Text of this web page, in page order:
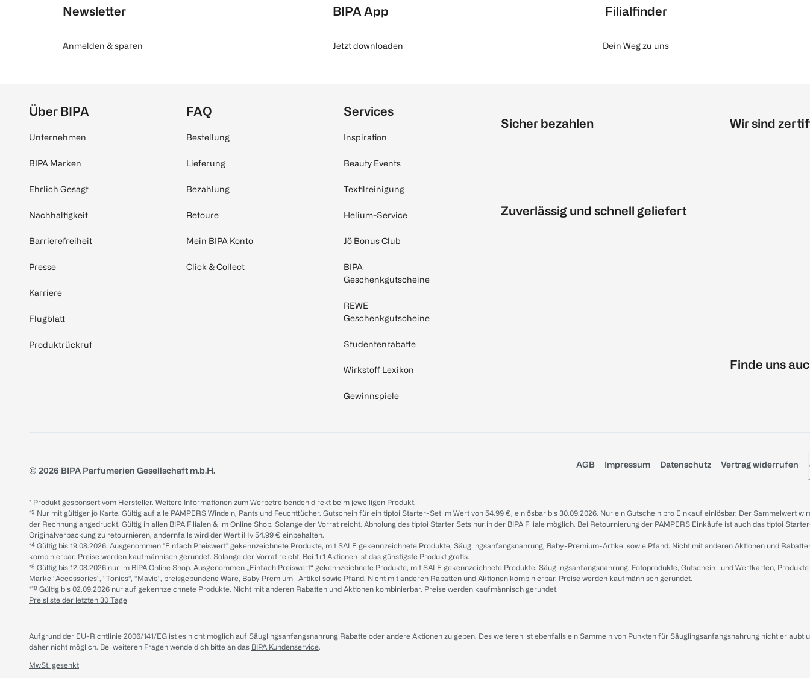
Newsletter
Anmelden & sparen
BIPA App
Jetzt downloaden
Filialfinder
Dein Weg zu uns
Über BIPA
Unternehmen
BIPA Marken
Ehrlich Gesagt
Nachhaltigkeit
Barrierefreiheit
Presse
Karriere
Flugblatt
Produktrückruf
FAQ
Bestellung
Lieferung
Bezahlung
Retoure
Mein BIPA Konto
Click & Collect
Services
Inspiration
Beauty Events
Textilreinigung
Helium-Service
Jö Bonus Club
BIPA
Geschenkgutscheine
REWE
Geschenkgutscheine
Studentenrabatte
Wirkstoff Lexikon
Gewinnspiele
Sicher bezahlen
Zuverlässig und schnell geliefert
Wir sind
Finde uns
© 2026 BIPA Parfumerien Gesellschaft m.b.H.
AGB Impressum Datenschutz Vertrag widerrufen
* Produkt gesponsert vom Hersteller. Weitere Informationen zum Werbetreibenden direkt beim jeweiligen Produkt.
*³ Nur mit gültiger jö Karte. Gültig auf alle PAMPERS Windeln, Pants und Feuchttücher. Gutschein für ein tiptoi Starter-Set im Wert von 54.99 €, einlösbar bis 30.09.2026. Nur ein Gutschein pro Einkauf einlösbar. Der Sammelwert
der Rechnung angedruckt. Gültig in allen BIPA Filialen & im Online Shop. Solange der Vorrat reicht. Abholung des tiptoi Starter Sets nur in der BIPA Filiale möglich. Bei Retournierung der PAMPERS Einkäufe ist auch das tiptoi
Originalverpackung zu retournieren, andernfalls wird der Wert iHv 54.99 € einbehalten.
*⁴ Gültig bis 19.08.2026. Ausgenommen "Einfach Preiswert" gekennzeichnete Produkte, mit SALE gekennzeichnete Produkte, Säuglingsanfangsnahrung, Baby-Premium-Artikel sowie Pfand. Nicht mit anderen Aktionen und
kombinierbar. Preise werden kaufmännisch gerundet. Solange der Vorrat reicht. Bei 1+1 Aktionen ist das günstigste Produkt gratis.
*⁸ Gültig bis 12.08.2026 nur im BIPA Online Shop. Ausgenommen „Einfach Preiswert“ gekennzeichnete Produkte, mit SALE gekennzeichnete Produkte, Säuglingsanfangsnahrung, Fotoprodukte, Gutschein- und Wertkarten,
Marke “Accessories“, “Tonies“, “Mavie“, preisgebundene Ware, Baby Premium- Artikel sowie Pfand. Nicht mit anderen Rabatten und Aktionen kombinierbar. Preise werden kaufmännisch gerundet.
*¹⁰ Gültig bis 02.09.2026 nur auf gekennzeichnete Produkte. Nicht mit anderen Rabatten und Aktionen kombinierbar. Preise werden kaufmännisch gerundet.
Preisliste der letzten 30 Tage
Aufgrund der EU-Richtlinie 2006/141/EG ist es nicht möglich auf Säuglingsanfangsnahrung Rabatte oder andere Aktionen zu geben. Des weiteren ist ebenfalls ein Sammeln von Punkten für Säuglingsanfangsnahrung nicht erlaubt
daher nicht möglich. Bei weiteren Fragen wende dich bitte an das BIPA Kundenservice.
MwSt. gesenkt